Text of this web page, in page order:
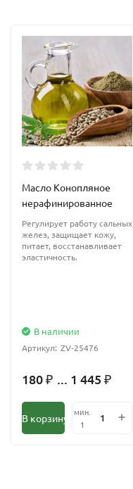
Масло Конопляное
нерафинированное
Регулирует работу сальных
желез, защищает кожу,
питает, восстанавливает
эластичность.
В наличии
Артикул: ZV-25476
180 ₽ ... 1 445 ₽
В корзину
мин.
1